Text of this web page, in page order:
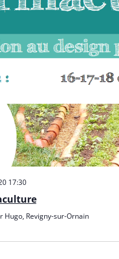
17:30
Hugo, Revigny-sur-Ornain